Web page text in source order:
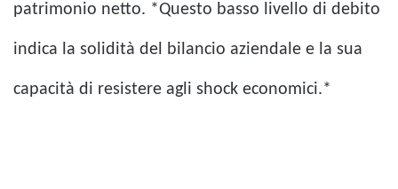
patrimonio netto. *Questo basso livello di debito
indica la solidità del bilancio aziendale e la sua
capacità di resistere agli shock economici.*